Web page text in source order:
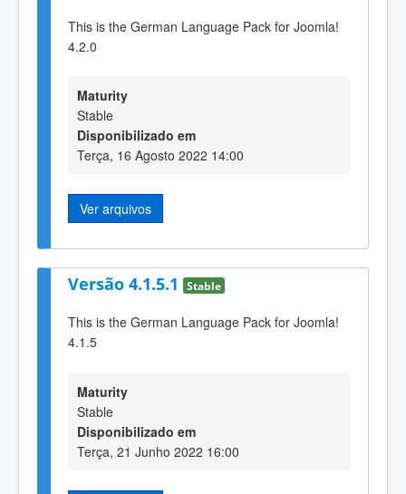
This is the German Language Pack for Joomla!
4.2.0
Maturity
Stable
Disponibilizado em
Terça, 16 Agosto 2022 14:00
Ver arquivos
Versão 4.1.5.1 Stable
This is the German Language Pack for Joomla!
4.1.5
Maturity
Stable
Disponibilizado em
Terça, 21 Junho 2022 16:00